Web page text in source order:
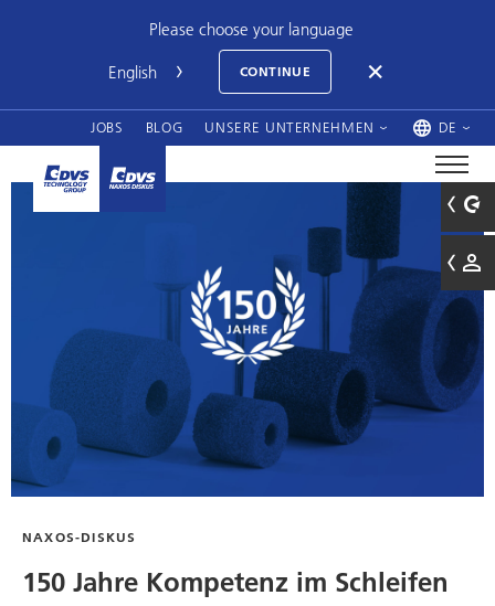
Please choose your language
CONTINUE
JOBS BLOG UNSERE UNTERNEHMEN DE
NAXOS-DISKUS
150 Jahre Kompetenz im Schleifen